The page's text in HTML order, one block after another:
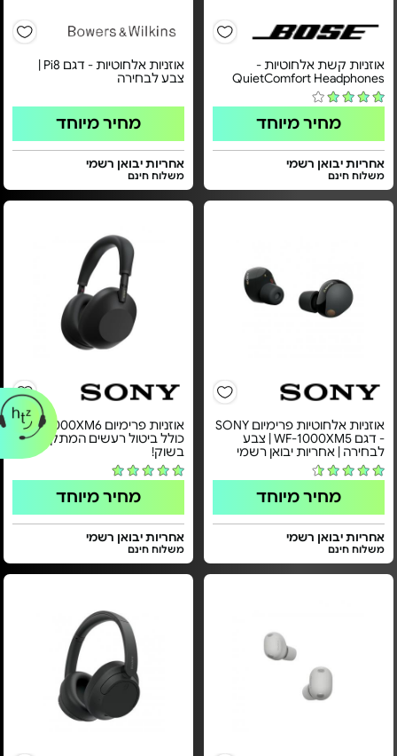
אוזניות קשת אלחוטיות -
QuietComfort Headphones
מחיר מיוחד
אחריות יבואן רשמי
משלוח חינם
אוזניות אלחוטיות - דגם Pi8 |
צבע לבחירה
מחיר מיוחד
אחריות יבואן רשמי
משלוח חינם
אוזניות אלחוטיות פרימיום SONY
- דגם WF-1000XM5 | צבע
לבחירה | אחריות יבואן רשמי
מחיר מיוחד
אחריות יבואן רשמי
משלוח חינם
כולל ביטול רעשים המתקדם
בשוק!
מחיר מיוחד
אחריות יבואן רשמי
משלוח חינם